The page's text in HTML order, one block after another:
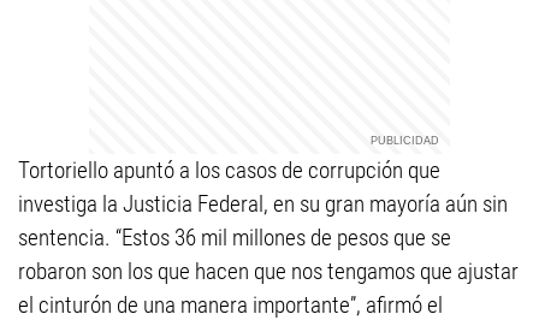
Tortoriello apuntó a los casos de corrupción que
investiga la Justicia Federal, en su gran mayoría aún sin
sentencia. “Estos 36 mil millones de pesos que se
robaron son los que hacen que nos tengamos que ajustar
el cinturón de una manera importante”, afirmó el